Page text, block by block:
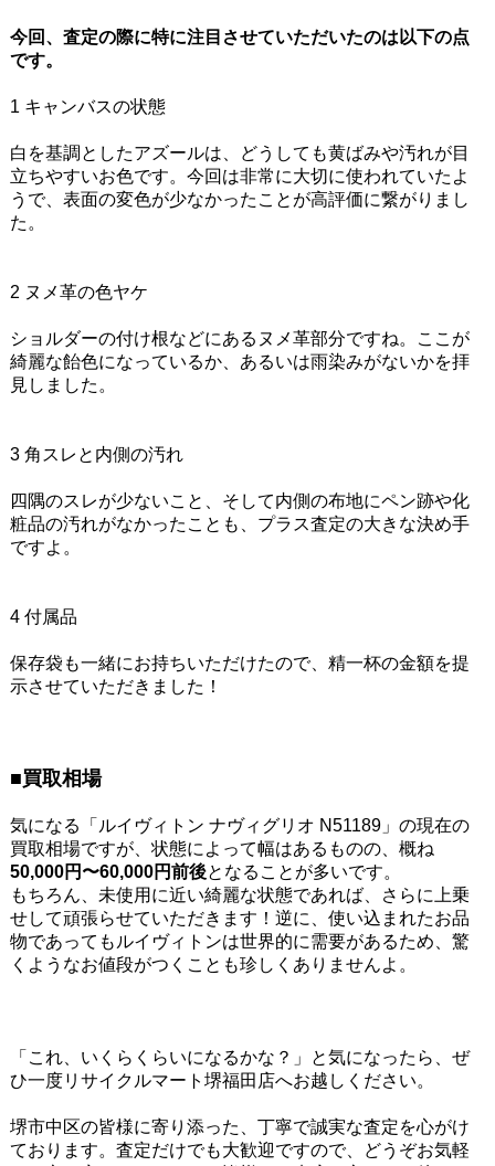
今回、査定の際に特に注目させていただいたのは以下の点
です。
1 キャンバスの状態
白を基調としたアズールは、どうしても黄ばみや汚れが目
立ちやすいお色です。今回は非常に大切に使われていたよ
うで、表面の変色が少なかったことが高評価に繋がりまし
た。
2 ヌメ革の色ヤケ
ショルダーの付け根などにあるヌメ革部分ですね。ここが
綺麗な飴色になっているか、あるいは雨染みがないかを拝
見しました。
3 角スレと内側の汚れ
四隅のスレが少ないこと、そして内側の布地にペン跡や化
粧品の汚れがなかったことも、プラス査定の大きな決め手
ですよ。
4 付属品
保存袋も一緒にお持ちいただけたので、精一杯の金額を提
示させていただきました！
■買取相場
気になる「ルイヴィトン ナヴィグリオ N51189」の現在の
買取相場ですが、状態によって幅はあるものの、概ね
50,000円〜60,000円前後となることが多いです。
もちろん、未使用に近い綺麗な状態であれば、さらに上乗
せして頑張らせていただきます！逆に、使い込まれたお品
物であってもルイヴィトンは世界的に需要があるため、驚
くようなお値段がつくことも珍しくありませんよ。
「これ、いくらくらいになるかな？」と気になったら、ぜ
ひ一度リサイクルマート堺福田店へお越しください。
堺市中区の皆様に寄り添った、丁寧で誠実な査定を心がけ
ております。査定だけでも大歓迎ですので、どうぞお気軽